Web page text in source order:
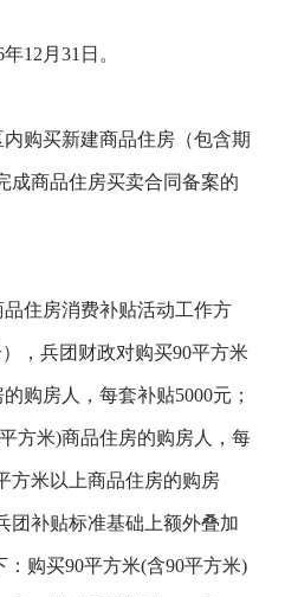
年12 月31 日。
购买新建商品住房（包含期
成商品住房买卖合同备案的
品住房消费补贴活动工作方
， 兵团财政对购买90平方米
的购房人 ，每套补贴5000元 ；
平方米)商品住房的购房人，每
方米以上商品住房的购房
团补贴标准基础上额外叠加
：购买90平方米(含90平方米)